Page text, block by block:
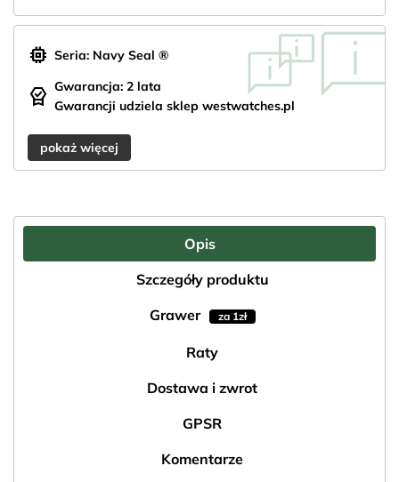
memory Seria: Navy Seal ®
editor_choice Gwarancja: 2 lata
Gwarancji udziela sklep westwatches.pl
pokaż więcej
Opis
Szczegóły produktu
Grawer
za 1zł
Raty
Dostawa i zwrot
GPSR
Komentarze